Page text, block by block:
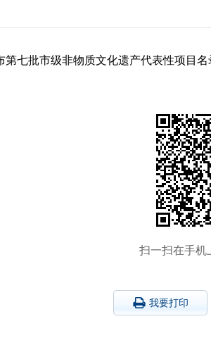
第七批市级非物质文化遗产代表性项目名
扫一扫在手机
我要打印